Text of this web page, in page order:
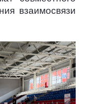
взаимосвязи